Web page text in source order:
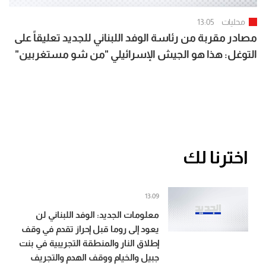
محليات 13:05
مصادر مقربة من رئاسة الوفد اللبناني للجديد تعليقاً على
التوغل: هذا هو الجيش الإسرائيلي "من شو مستغربين"
اخترنا لك
معلومات الجديد: الوفد اللبناني لن
يعود إلى روما قبل إحراز تقدم في وقف
إطلاق النار والمنطقة التجريبية في بنت
جبيل والخيام ووقف الهدم والتجريف
13:09